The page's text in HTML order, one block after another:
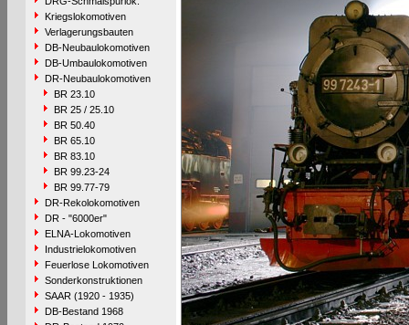
Kriegslokomotiven
Verlagerungsbauten
DB-Neubaulokomotiven
DB-Umbaulokomotiven
DR-Neubaulokomotiven
BR 23.10
BR 25 / 25.10
BR 50.40
BR 65.10
BR 83.10
BR 99.23-24
BR 99.77-79
DR-Rekolokomotiven
DR - "6000er"
ELNA-Lokomotiven
Industrielokomotiven
Feuerlose Lokomotiven
Sonderkonstruktionen
SAAR (1920 - 1935)
DB-Bestand 1968